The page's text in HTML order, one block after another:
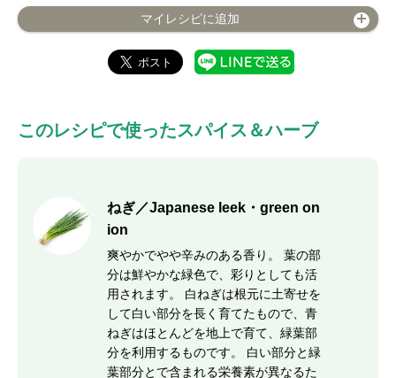
マイレシピに追加
このレシピで使ったスパイス＆ハーブ
ねぎ／Japanese leek・green on
ion
爽やかでやや辛みのある香り。 葉の部
分は鮮やかな緑色で、彩りとしても活
用されます。 白ねぎは根元に土寄せを
して白い部分を長く育てたもので、青
ねぎはほとんどを地上で育て、緑葉部
分を利用するものです。 白い部分と緑
葉部分とで含まれる栄養素が異なるた